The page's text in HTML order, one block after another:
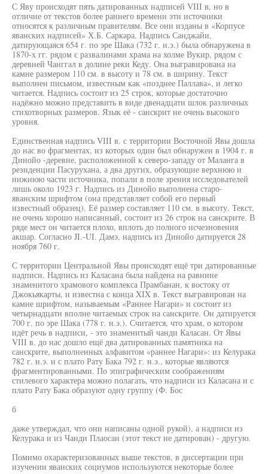
С Яву происходят пять датированных надписей VIII в, но в
отличие от текстов более раннего времени эти источники
относятся к различным правителям. Все они изданы в «Корпусе
яванских надписей» Х.Б. Саркара. Надпись Санджайи,
датирующаяся 654 г. по эре Шака (732 г. н.э.) была обнаружена в
1870-х гг. рядом с развалинами храма на холме Вукир, рядом с
деревней Чанггал в долине реки Кеду. Она выгравирована на
камне размером 110 см. в высоту и 78 см. в ширину. Текст
выполнен письмом, известным как «позднее Паллава», и легко
читается. Надпись состоит из 25 строк, которые достаточно
надёжно можно представить в виде двенадцати шлок различных
стихотворных размеров. Язык её - санскрит не очень высокого
уровня.
Единственная надпись VIII в. с территории Восточной Явы дошла
до нас во фрагментах, из которых один был обнаружен в 1904 г. в
Динойо -деревне, расположенной к северо-западу от Маланга в
резиденции Пасурухана, а два других, образующие верхнюю и
нижнюю части источника, попали в поле зрения исследователей
лишь около 1923 г. Надпись из Динойо выполнена старо-
яванским шрифтом (она представляет собой его первый
известный образец). Её размер составляет 110 см. в высоту. Текст,
не очень хорошо написанный, состоит из 26 строк на санскрите. В
ряде мест он читается плохо, вплоть до полного исчезновения
акшар. Согласно JI.-UI. Дамэ, надпись из Динойо датируется 28
ноября 760 г.
С территории Центральной Явы происходят ещё три датированные
надписи. Надпись из Каласана была найдена на равнине
знаменитого храмового комплекса Прамбанан, к востоку от
Джокьякарты, и известна с конца XIX в. Текст выгравирован на
камне шрифтом, называемым «Раннее Нагари» и состоит из
четырнадцати вполне читаемых строк на санскрите. Он датируется
700 г. по эре Шака (778 г. н.э.). Считается, что храм, о котором
идёт речь в надписи, - это знаменитый чанди Каласан. От Явы
VIII в. до нас дошло ещё два датированных памятника на
санскрите, выполненных алфавитом «раннее Нагари»: из Келурака
782 г. н.э. и с плато Рату Бака 792 г. н.э., которые являются
фрагментированными. По эпиграфическим соображениям
стилевого характера можно полагать, что надписи из Каласана и с
плато Рату Бака образуют одну группу (Ф. Бос
б
даже утверждал, что они написаны одной рукой), а надписи из
Келурака и из Чанди Плаосан (этот текст не датирован) - другую.
Помимо охарактеризованных выше текстов, в диссертации при
изучении яванских социумов используются некоторые более